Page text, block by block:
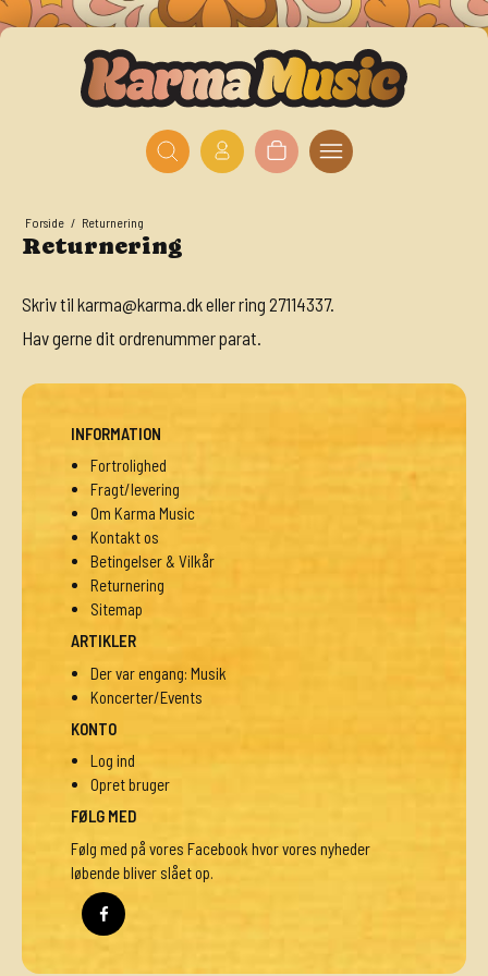
Forside / Returnering
Returnering
Skriv til karma@karma.dkeller ring 27114337.
Hav gerne dit ordrenummer parat.
INFORMATION
Fortrolighed
Fragt/levering
Om Karma Music
Kontakt os
Betingelser & Vilkår
Returnering
Sitemap
ARTIKLER
Der var engang: Musik
Koncerter/Events
KONTO
Log ind
Opret bruger
FØLG MED
Følg med på vores Facebook hvor vores nyheder
løbende bliver slået op.